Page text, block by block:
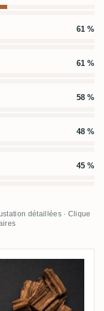
61 %
61 %
58 %
48 %
45 %
détaillées · Clique